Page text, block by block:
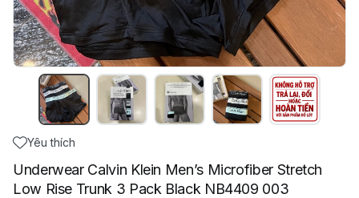
Yêu thích
Underwear Calvin Klein Men’s Microfiber Stretch
Low Rise Trunk 3 Pack Black NB4409 003